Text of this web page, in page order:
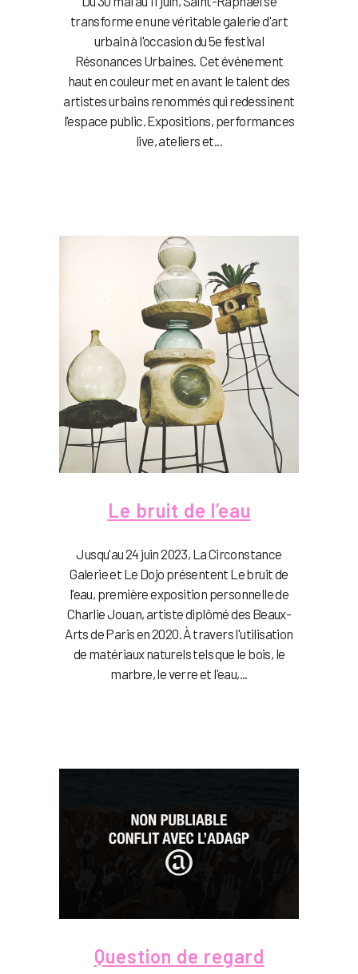
transforme en une véritable galerie d'art
urbain à l'occasion du 5e festival
Résonances Urbaines. Cet événement
haut en couleur met en avant le talent des
artistes urbains renommés qui redessinent
l'espace public. Expositions, performances
live, ateliers et...
Le bruit de l’eau
Jusqu'au 24 juin 2023, La Circonstance
Galerie et Le Dojo présentent Le bruit de
l'eau, première exposition personnelle de
Charlie Jouan, artiste diplômé des Beaux-
Arts de Paris en 2020. À travers l'utilisation
de matériaux naturels tels que le bois, le
marbre, le verre et l'eau,...
Question de regard